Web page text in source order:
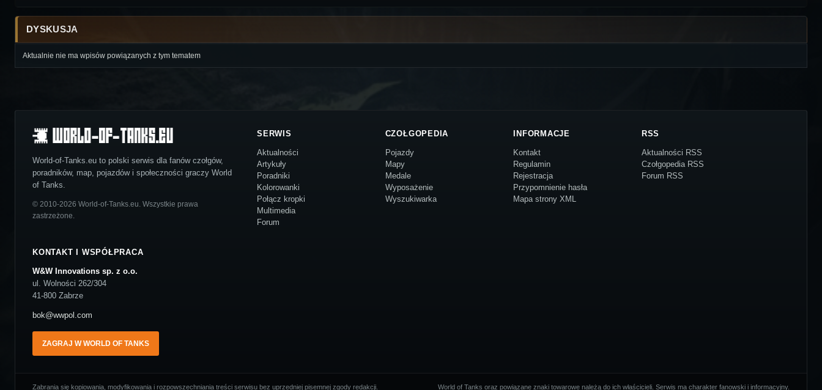
DYSKUSJA
Aktualnie nie ma wpisów powiązanych z tym tematem
World-of-Tanks.eu to polski serwis dla fanów czołgów,
poradników, map, pojazdów i społeczności graczy World
of Tanks.
© 2010-2026 World-of-Tanks.eu. Wszystkie prawa
zastrzeżone.
SERWIS
Aktualności
Artykuły
Poradniki
Kolorowanki
Połącz kropki
Multimedia
Forum
CZOŁGOPEDIA
Pojazdy
Mapy
Medale
Wyposażenie
Wyszukiwarka
INFORMACJE
Kontakt
Regulamin
Rejestracja
Przypomnienie hasła
Mapa strony XML
RSS
Aktualności RSS
Czołgopedia RSS
Forum RSS
KONTAKT I WSPÓŁPRACA
W&W Innovations sp. z o.o.
ul. Wolności 262/304
41-800 Zabrze
bok@wwpol.com
ZAGRAJ W WORLD OF TANKS
Zabrania się kopiowania, modyfikowania i rozpowszechniania treści serwisu bez uprzedniej pisemnej zgody redakcji. World of Tanks oraz powiązane znaki towarowe należą do ich właścicieli. Serwis ma charakter fanowski i informacyjny.